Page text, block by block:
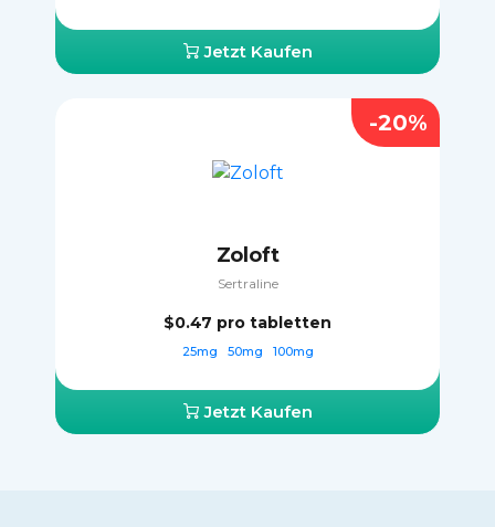
Jetzt Kaufen
Zoloft
Sertraline
$0.47 pro tabletten
25mg 50mg 100mg
Jetzt Kaufen
-20%